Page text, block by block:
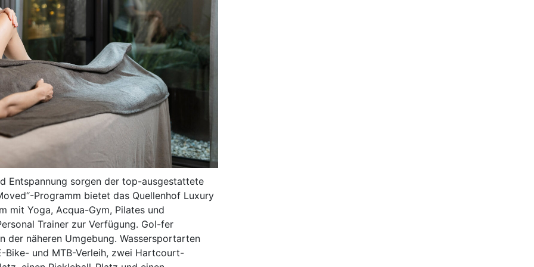
Entspannung sorgen der top-ausgestattete
Programm bietet das Quellenhof Luxury
mit Yoga, Acqua-Gym, Pilates und
Trainer zur Verfügung. Gol-fer
näheren Umgebung. Wassersportarten
Bike- und MTB-Verleih, zwei Hartcourt-